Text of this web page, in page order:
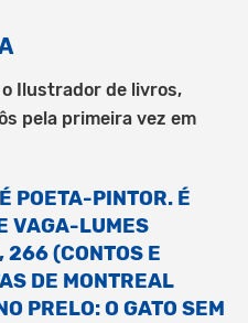
Ilustrador de livros,
pela primeira vez em
POETA-PINTOR. É
VAGA-LUMES
266 (CONTOS E
DE MONTREAL
PRELO: O GATO SEM